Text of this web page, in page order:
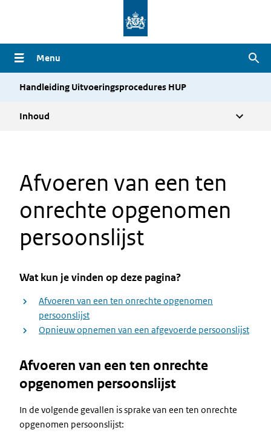
naar
de
inhoud
Menu
Handleiding Uitvoeringsprocedures HUP
Inhoud
Afvoeren van een ten
onrechte opgenomen
persoonslijst
Wat kun je vinden op deze pagina?
Afvoeren van een ten onrechte opgenomen
persoonslijst
Opnieuw opnemen van een afgevoerde persoonslijst
Afvoeren van een ten onrechte
opgenomen persoonslijst
In de volgende gevallen is sprake van een ten onrechte
opgenomen persoonslijst: